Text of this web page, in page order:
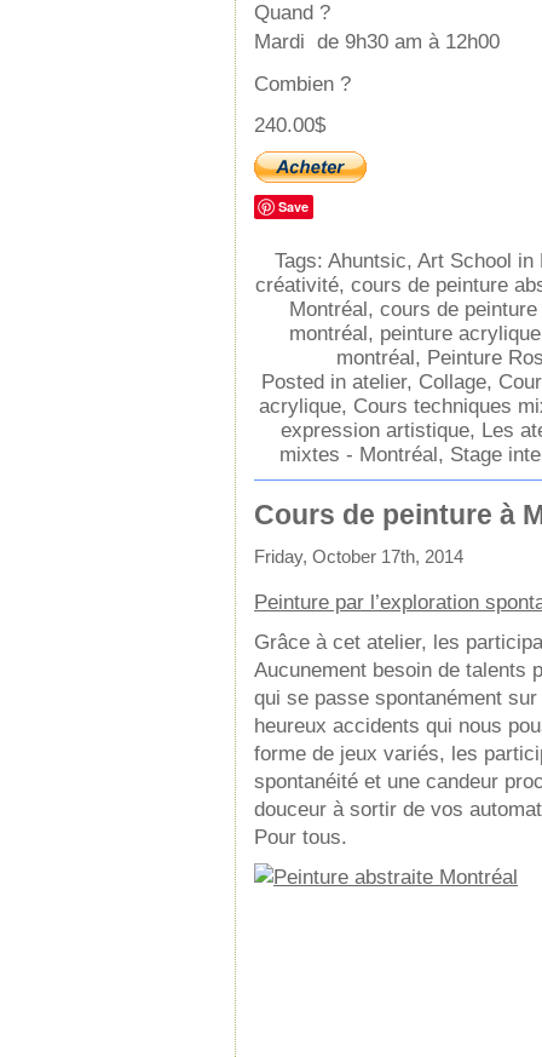
Quand ?
Mardi de 9h30 am à 12h00
Combien ?
240.00$
Save
Tags: Ahuntsic, Art School in
créativité, cours de peinture
Montréal, cours de
montréal, peinture acrylique
montréal, Peinture
Posted in atelier, Collage,
acrylique, Cours techniques
expression artistique, Les
mixtes - Montréal, Stage
Cours de peinture à
Friday, October 17th, 2014
Peinture par l’exploration
Grâce à cet atelier, les
Aucunement besoin de talents
qui se passe spontanément
heureux accidents qui nous
forme de jeux variés, les
spontanéité et une candeur
douceur à sortir de vos
Pour tous.